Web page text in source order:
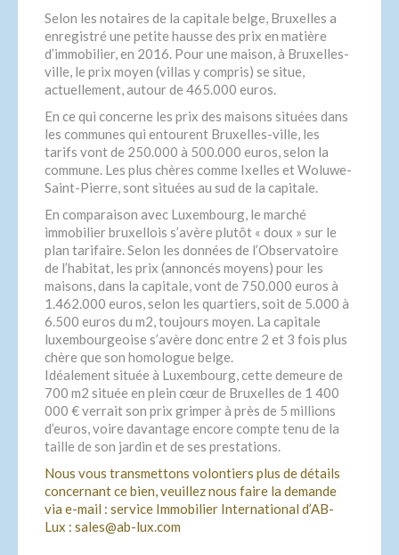
Selon les notaires de la capitale belge, Bruxelles a
enregistré une petite hausse des prix en matière
d’immobilier, en 2016. Pour une maison, à Bruxelles-
ville, le prix moyen (villas y compris) se situe,
actuellement, autour de 465.000 euros.
En ce qui concerne les prix des maisons situées dans
les communes qui entourent Bruxelles-ville, les
tarifs vont de 250.000 à 500.000 euros, selon la
commune. Les plus chères comme Ixelles et Woluwe-
Saint-Pierre, sont situées au sud de la capitale.
En comparaison avec Luxembourg, le marché
immobilier bruxellois s’avère plutôt « doux » sur le
plan tarifaire. Selon les données de l’Observatoire
de l’habitat, les prix (annoncés moyens) pour les
maisons, dans la capitale, vont de 750.000 euros à
1.462.000 euros, selon les quartiers, soit de 5.000 à
6.500 euros du m2, toujours moyen. La capitale
luxembourgeoise s’avère donc entre 2 et 3 fois plus
chère que son homologue belge.
Idéalement située à Luxembourg, cette demeure de
700 m2 située en plein cœur de Bruxelles de 1 400
000 € verrait son prix grimper à près de 5 millions
d’euros, voire davantage encore compte tenu de la
taille de son jardin et de ses prestations.
Nous vous transmettons volontiers plus de détails
concernant ce bien, veuillez nous faire la demande
via e-mail : service Immobilier International d’AB-
Lux : sales@ab-lux.com